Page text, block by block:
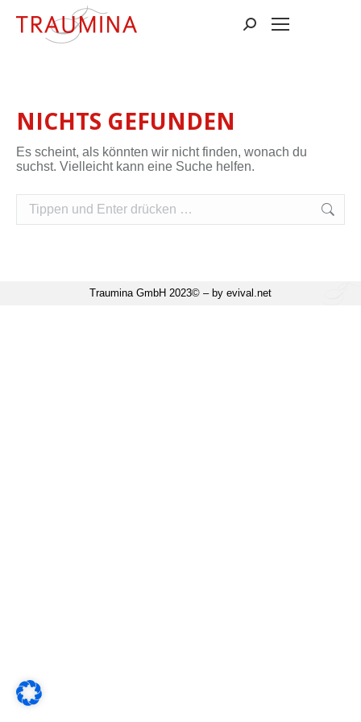
Suchen:
NICHTS GEFUNDEN
Es scheint, als könnten wir nicht finden, wonach du
suchst. Vielleicht kann eine Suche helfen.
Traumina GmbH 2023© – by evival.net